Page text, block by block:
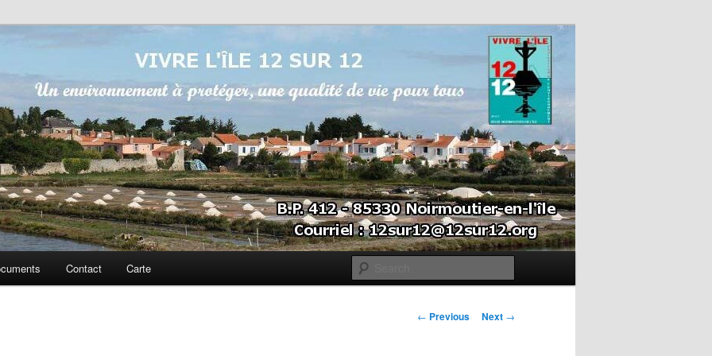
12
Contact Carte
Post navigation
← Previous Next →